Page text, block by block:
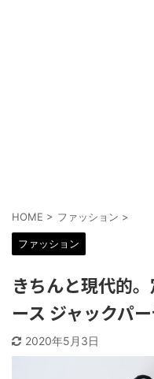
HOME > ファッション >
ファッション
きちんと現代的
ース ジャックパー
2020年5月3日